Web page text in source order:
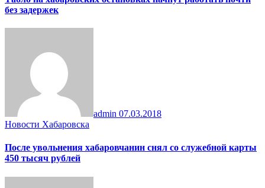
без задержек
admin 07.03.2018
Новости Хабаровска
После увольнения хабаровчанин снял со служебной карты
450 тысяч рублей